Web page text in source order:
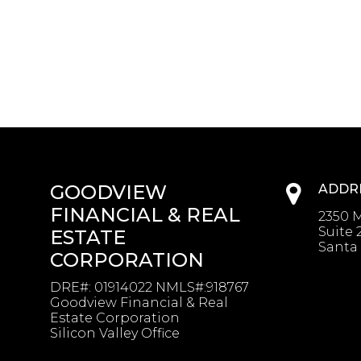
GOODVIEW
FINANCIAL & REAL
ESTATE
CORPORATION
DRE#: 01914022 NMLS#:918767
Goodview Financial & Real
Estate Corporation
Silicon Valley Office
2350
Suite
Santa